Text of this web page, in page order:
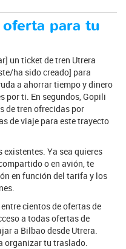
para tu
un ticket de tren Utrera
ha sido creado] para
a ahorrar tiempo y dinero
por ti. En segundos, Gopili
de tren ofrecidas por
de viaje para este trayecto
Ya sea quieres
o en avión, te
en función del tarifa y los
cientos de ofertas de
a todas ofertas de
a Bilbao desde Utrera.
organizar tu traslado.